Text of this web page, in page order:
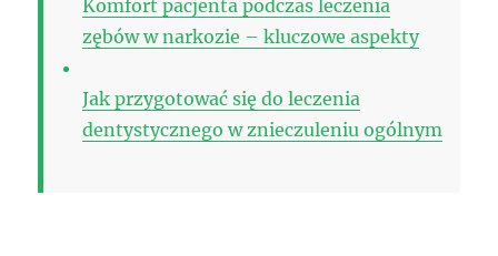
Komfort pacjenta podczas leczenia
zębów w narkozie – kluczowe aspekty
Jak przygotować się do leczenia
dentystycznego w znieczuleniu ogólnym